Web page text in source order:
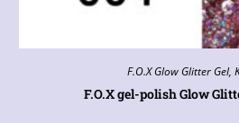
F.O.X Glow Glitter Gel,
F.O.X gel-polish Glow